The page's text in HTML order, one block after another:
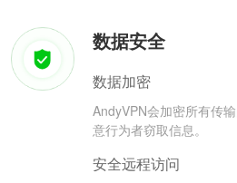
数据安全
数据加密
AndyVPN会加密所有传
意行为者窃取信息。
安全远程访问